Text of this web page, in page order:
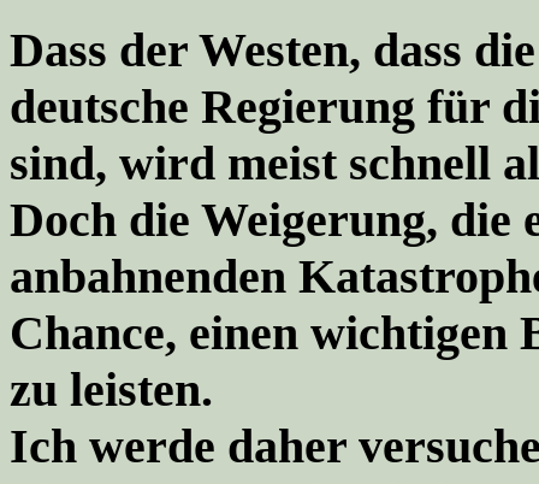
Dass der Westen, dass
deutsche Regierung für
sind, wird meist schnell
Doch die Weigerung, die
anbahnenden
Chance, einen wichtigen
zu leisten.
Ich werde daher